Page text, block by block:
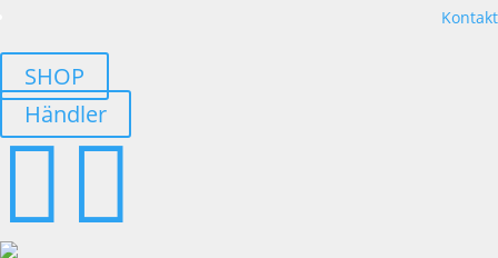
Kontakt
SHOP
Händler
 